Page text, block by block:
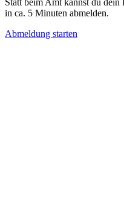
Statt beim Amt kannst du
in ca. 5 Minuten abmelden.
Abmeldung starten